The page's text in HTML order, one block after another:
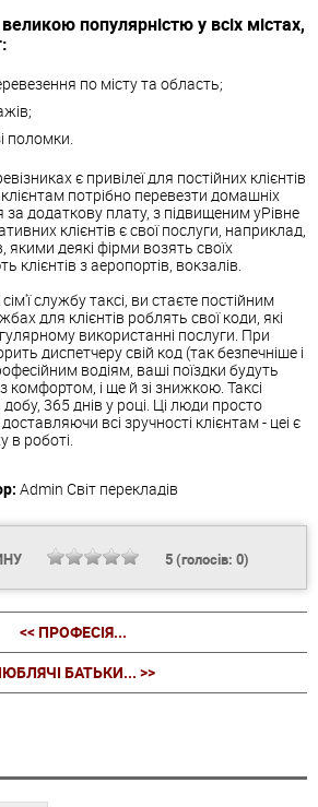
популярністю у всіх містах,
по місту та область;
поломки.
є привілеї для постійних клієнтів
потрібно перевезти домашніх
додаткову плату, з підвищеним уРівне
клієнтів є свої послуги, наприклад,
якими деякі фірми возять своїх
клієнтів з аеропортів, вокзалів.
службу таксі, ви стаєте постійним
для клієнтів роблять свої коди, які
використанні послуги. При
диспетчеру свій код (так безпечніше і
водіям, ваші поїздки будуть
комфортом, і ще й зі знижкою. Таксі
365 днів у році. Ці люди просто
всі зручності клієнтам - цеі є
в роботі.
Admin Світ перекладів
5(голосів: 0)
<< ПРОФЕСІЯ...
БАТЬКИ... >>